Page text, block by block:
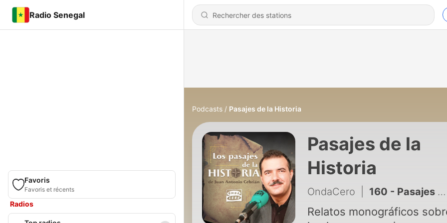
Radio Senegal
Favoris
Favoris et récents
Radios
Podcasts Pasajes de la Historia
Pasajes de la
Historia
OndaCero 160 - Pasajes de la Historia: Espartaco y su lucha por la Libertad
Relatos monográficos